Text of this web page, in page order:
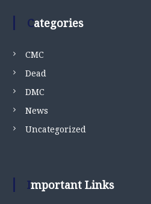
Categories
CMC
Dead
DMC
News
Uncategorized
Important Links